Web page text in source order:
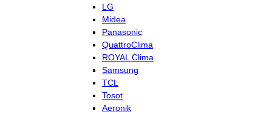
LG
Midea
Panasonic
QuattroClima
ROYAL Clima
Samsung
TCL
Tosot
Aeronik